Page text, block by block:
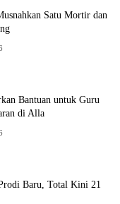
Satu Mortir dan
Bantuan untuk Guru
di Alla
Baru, Total Kini 21